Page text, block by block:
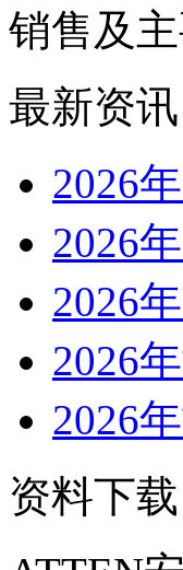
销售及主
最新资讯
2026
2026
2026
2026
2026
资料下载